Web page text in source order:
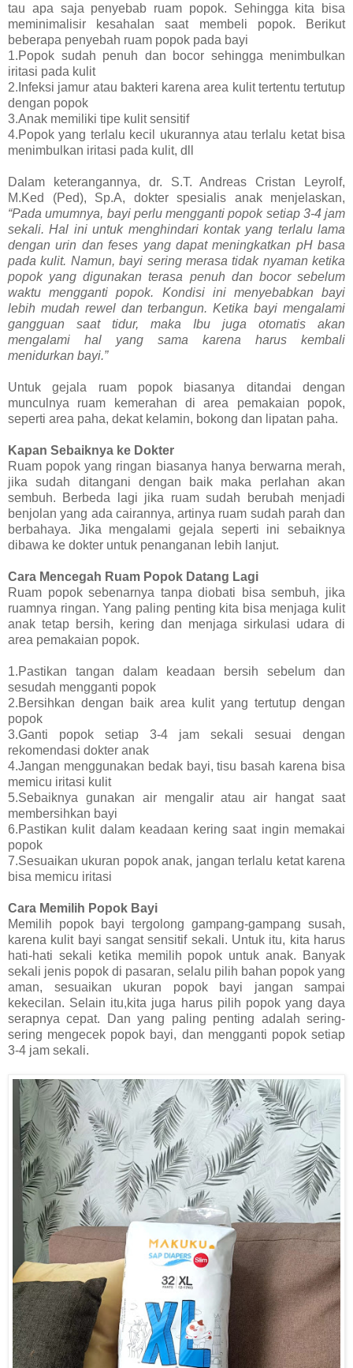
tau apa saja penyebab ruam popok. Sehingga kita bisa
meminimalisir kesahalan saat membeli popok. Berikut
beberapa penyebah ruam popok pada bayi
1.Popok sudah penuh dan bocor sehingga menimbulkan
iritasi pada kulit
2.Infeksi jamur atau bakteri karena area kulit tertentu tertutup
dengan popok
3.Anak memiliki tipe kulit sensitif
4.Popok yang terlalu kecil ukurannya atau terlalu ketat bisa
menimbulkan iritasi pada kulit, dll
Dalam keterangannya, dr. S.T. Andreas Cristan Leyrolf,
M.Ked (Ped), Sp.A, dokter spesialis anak menjelaskan,
“Pada umumnya, bayi perlu mengganti popok setiap 3-4 jam
sekali. Hal ini untuk menghindari kontak yang terlalu lama
dengan urin dan feses yang dapat meningkatkan pH basa
pada kulit. Namun, bayi sering merasa tidak nyaman ketika
popok yang digunakan terasa penuh dan bocor sebelum
waktu mengganti popok. Kondisi ini menyebabkan bayi
lebih mudah rewel dan terbangun. Ketika bayi mengalami
gangguan saat tidur, maka Ibu juga otomatis akan
mengalami hal yang sama karena harus kembali
menidurkan bayi.”
Untuk gejala ruam popok biasanya ditandai dengan
munculnya ruam kemerahan di area pemakaian popok,
seperti area paha, dekat kelamin, bokong dan lipatan paha.
Kapan Sebaiknya ke Dokter
Ruam popok yang ringan biasanya hanya berwarna merah,
jika sudah ditangani dengan baik maka perlahan akan
sembuh. Berbeda lagi jika ruam sudah berubah menjadi
benjolan yang ada cairannya, artinya ruam sudah parah dan
berbahaya. Jika mengalami gejala seperti ini sebaiknya
dibawa ke dokter untuk penanganan lebih lanjut.
Cara Mencegah Ruam Popok Datang Lagi
Ruam popok sebenarnya tanpa diobati bisa sembuh, jika
ruamnya ringan. Yang paling penting kita bisa menjaga kulit
anak tetap bersih, kering dan menjaga sirkulasi udara di
area pemakaian popok.
1.Pastikan tangan dalam keadaan bersih sebelum dan
sesudah mengganti popok
2.Bersihkan dengan baik area kulit yang tertutup dengan
popok
3.Ganti popok setiap 3-4 jam sekali sesuai dengan
rekomendasi dokter anak
4.Jangan menggunakan bedak bayi, tisu basah karena bisa
memicu iritasi kulit
5.Sebaiknya gunakan air mengalir atau air hangat saat
membersihkan bayi
6.Pastikan kulit dalam keadaan kering saat ingin memakai
popok
7.Sesuaikan ukuran popok anak, jangan terlalu ketat karena
bisa memicu iritasi
Cara Memilih Popok Bayi
Memilih popok bayi tergolong gampang-gampang susah,
karena kulit bayi sangat sensitif sekali. Untuk itu, kita harus
hati-hati sekali ketika memilih popok untuk anak. Banyak
sekali jenis popok di pasaran, selalu pilih bahan popok yang
aman, sesuaikan ukuran popok bayi jangan sampai
kekecilan. Selain itu,kita juga harus pilih popok yang daya
serapnya cepat. Dan yang paling penting adalah sering-
sering mengecek popok bayi, dan mengganti popok setiap
3-4 jam sekali.